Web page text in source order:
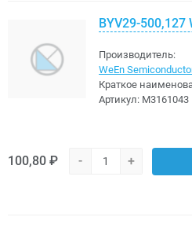
BYV29-500,127
Производитель:
WeEn
Краткое
Артикул: M3161043
100,80 ₽ - +